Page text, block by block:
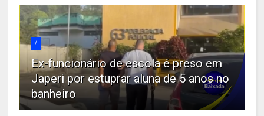
7
Ex-funcionário de escola é preso em
Japeri por estuprar aluna de 5 anos no
banheiro